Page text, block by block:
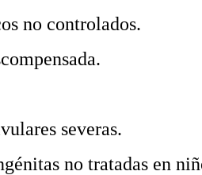
no controlados.
severas.
no tratadas en